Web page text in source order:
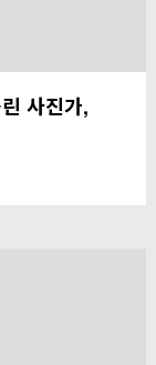
사진가,